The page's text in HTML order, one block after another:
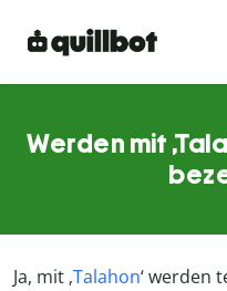
Werden mit
Ja, mit ‚Talahon‘ werden